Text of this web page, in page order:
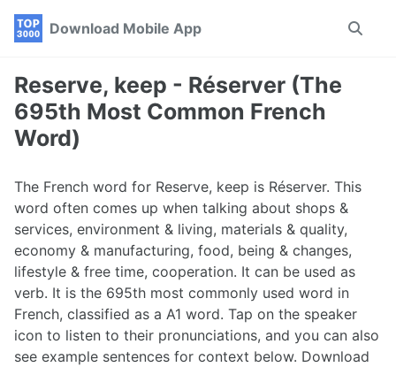
Skip
navigation
Skip
Skip
Download Mobile App
Toggle
Reserve, keep - Réserver (The
695th Most Common French
Word)
The French word for Reserve, keep is Réserver. This
word often comes up when talking about shops &
services, environment & living, materials & quality,
economy & manufacturing, food, being & changes,
lifestyle & free time, cooperation. It can be used as
verb. It is the 695th most commonly used word in
French, classified as a A1 word. Tap on the speaker
icon to listen to their pronunciations, and you can also
see example sentences for context below. Download